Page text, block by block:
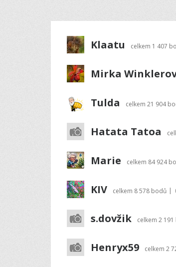
Klaatu celkem 1 407
Mirka
Tulda celkem 21 904
Hatata Tatoa
Marie celkem 84 924
KIV celkem 8 578 bodů |
s.dovžik celkem 2
Henryx59 celkem 2